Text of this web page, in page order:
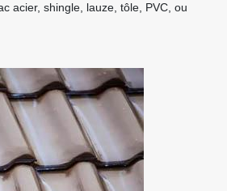
acier, shingle, lauze, tôle, PVC, ou